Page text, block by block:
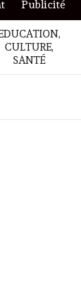
Publicité
CULTURE,
SANTÉ